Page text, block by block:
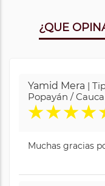
¿QUE
Yamid Mera |
Popayán /
★★★★
Muchas gracias